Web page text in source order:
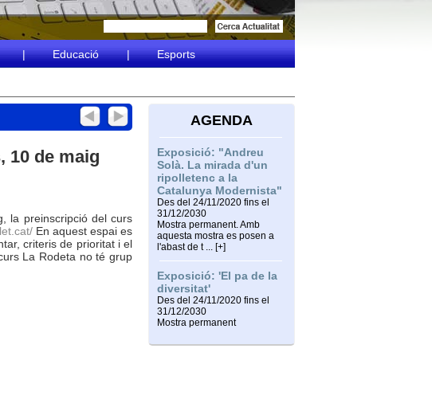
| Educació | Esports
10 de maig
la preinscripció del curs
En aquest espai es
criteris de prioritat i el
La Rodeta no té grup
AGENDA
Exposició: "Andreu
Solà. La mirada d'un
ripolletenc a la
Catalunya Modernista"
Des del 24/11/2020 fins el
31/12/2030
Mostra permanent. Amb
aquesta mostra es posen a
l'abast de t ... [+]
Exposició: 'El pa de la
diversitat'
Des del 24/11/2020 fins el
31/12/2030
Mostra permanent